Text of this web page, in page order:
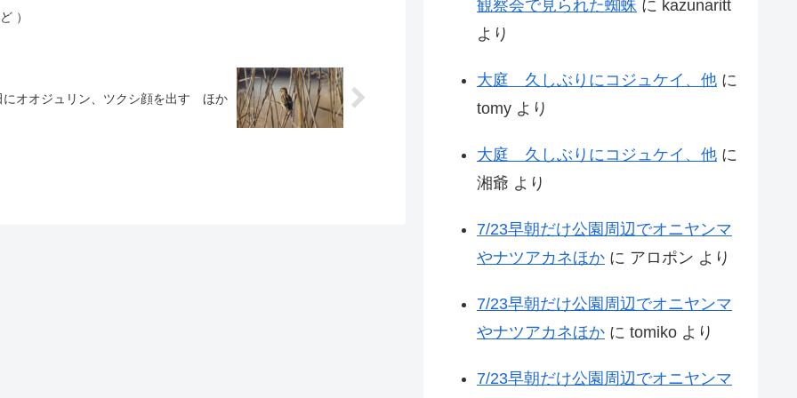
）
オオジュリン、ツクシ顔を出す ほか
観察会で見られた蜘蛛 に kazunaritt
より
大庭 久しぶりにコジュケイ、他 に
tomy より
大庭 久しぶりにコジュケイ、他 に
湘爺 より
7/23早朝だけ公園周辺でオニヤンマ
やナツアカネほか に アロポン より
7/23早朝だけ公園周辺でオニヤンマ
やナツアカネほか に tomiko より
7/23早朝だけ公園周辺でオニヤンマ